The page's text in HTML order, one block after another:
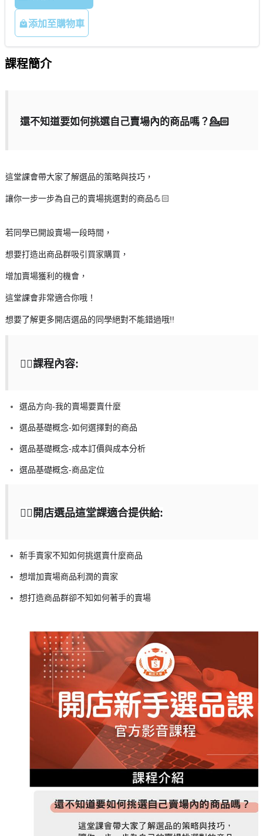
添加至購物車
課程簡介
還不知道要如何挑選自己賣場內的商品嗎？💁🏻
這堂課會帶大家了解選品的策略與技巧，
讓你一步一步為自己的賣場挑選對的商品💪🏻
若同學已開設賣場一段時間，
想要打造出商品群吸引買家購買，
增加賣場獲利的機會，
這堂課會非常適合你哦！
想要了解更多開店選品的同學絕對不能錯過哦!!
👉🏻課程內容:
選品方向-我的賣場要賣什麼
選品基礎概念-如何選擇對的商品
選品基礎概念-成本訂價與成本分析
選品基礎概念-商品定位
👉🏻開店選品這堂課適合提供給:
新手賣家不知如何挑選賣什麼商品
想增加賣場商品利潤的賣家
想打造商品群卻不知如何著手的賣場